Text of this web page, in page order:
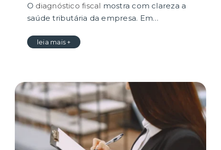
O diagnóstico fiscal mostra com clareza a
saúde tributária da empresa. Em…
leia mais +